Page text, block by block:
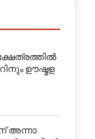
ഊഷ്മള
അന്നാ